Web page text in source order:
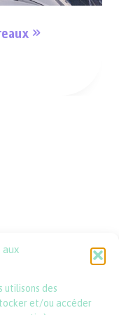
utilisons des
et/ou accéder
»